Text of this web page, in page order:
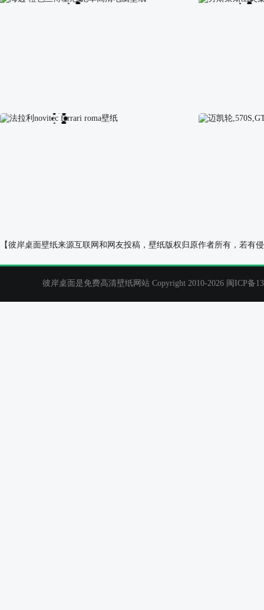
海边 橙色兰博基尼 跑车高清电脑壁纸 劳斯莱斯幽灵
【彼岸桌面壁纸来源互联网和网友投稿，壁纸版权归原作者所有，若
彼岸桌面是免费高清壁纸网站 Copyright 2010-2026 闽ICP备